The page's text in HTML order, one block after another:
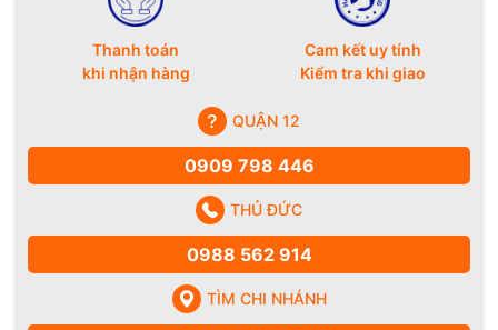
Thanh toán
khi nhận hàng
Cam kết uy tính
Kiểm tra khi giao
QUẬN 12
0909 798 446
THỦ ĐỨC
0988 562 914
TÌM CHI NHÁNH